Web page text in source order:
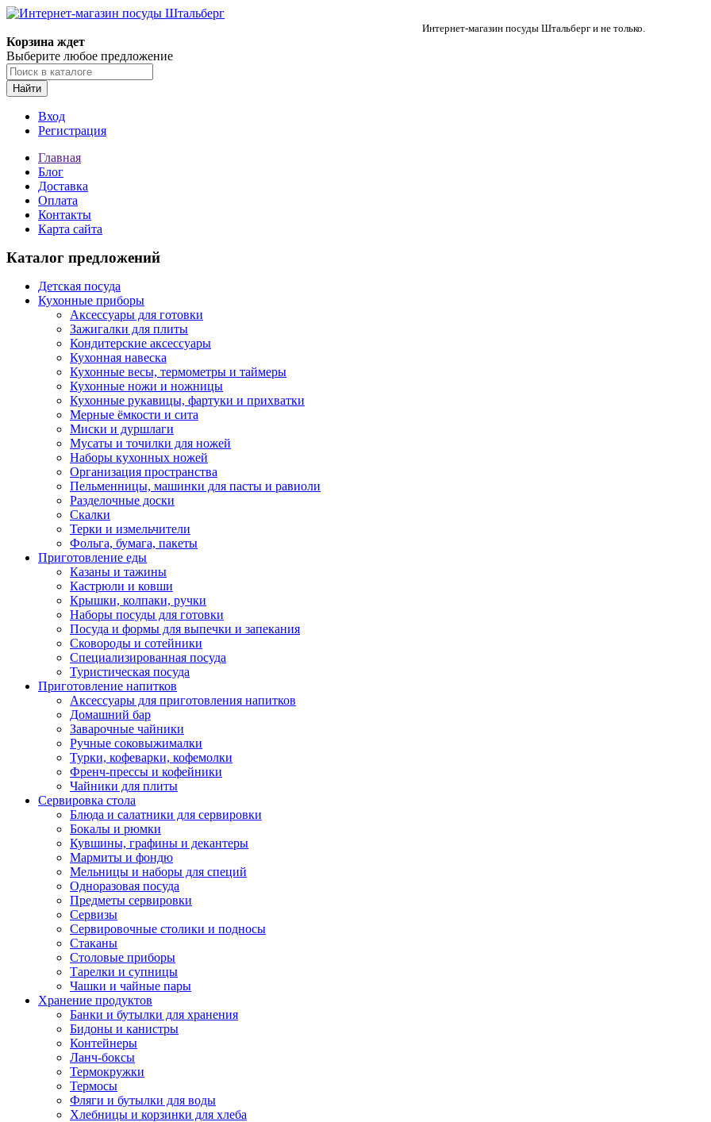
Интернет-магазин посуды Штальберг и не только.
Корзина ждет
Выберите любое предложение
Найти
Вход
Регистрация
Главная
Блог
Доставка
Оплата
Контакты
Карта сайта
Каталог предложений
Детская посуда
Кухонные приборы
Аксессуары для готовки
Зажигалки для плиты
Кондитерские аксессуары
Кухонная навеска
Кухонные весы, термометры и таймеры
Кухонные ножи и ножницы
Кухонные рукавицы, фартуки и прихватки
Мерные ёмкости и сита
Миски и дуршлаги
Мусаты и точилки для ножей
Наборы кухонных ножей
Организация пространства
Пельменницы, машинки для пасты и равиоли
Разделочные доски
Скалки
Терки и измельчители
Фольга, бумага, пакеты
Приготовление еды
Казаны и тажины
Кастрюли и ковши
Крышки, колпаки, ручки
Наборы посуды для готовки
Посуда и формы для выпечки и запекания
Сковороды и сотейники
Специализированная посуда
Туристическая посуда
Приготовление напитков
Аксессуары для приготовления напитков
Домашний бар
Заварочные чайники
Ручные соковыжималки
Турки, кофеварки, кофемолки
Френч-прессы и кофейники
Чайники для плиты
Сервировка стола
Блюда и салатники для сервировки
Бокалы и рюмки
Кувшины, графины и декантеры
Мармиты и фондю
Мельницы и наборы для специй
Одноразовая посуда
Предметы сервировки
Сервизы
Сервировочные столики и подносы
Стаканы
Столовые приборы
Тарелки и супницы
Чашки и чайные пары
Хранение продуктов
Банки и бутылки для хранения
Бидоны и канистры
Контейнеры
Ланч-боксы
Термокружки
Термосы
Фляги и бутылки для воды
Хлебницы и корзинки для хлеба